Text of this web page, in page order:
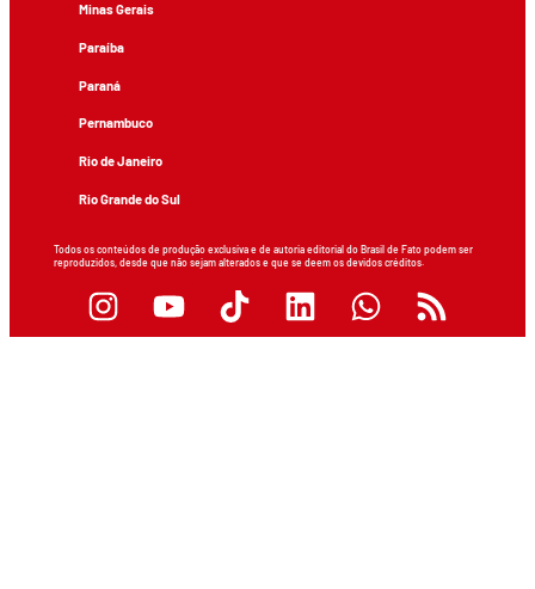
Minas Gerais
Paraíba
Paraná
Pernambuco
Rio de Janeiro
Rio Grande do Sul
Todos os conteúdos de produção exclusiva e de autoria editorial do Brasil de Fato podem ser
reproduzidos, desde que não sejam alterados e que se deem os devidos créditos.